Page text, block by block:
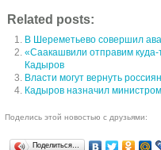
Related posts:
В Шереметьево совершил
«Саакашвили отправим
Кадыров
Власти могут вернуть
Кадыров назначил
Поделись этой новостью с друзьями:
Поделиться…